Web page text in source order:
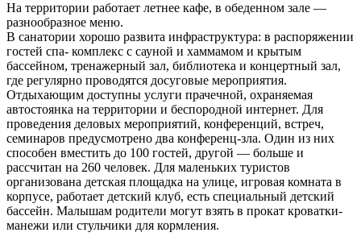
На территории работает летнее кафе, в обеденном зале —
разнообразное меню.
В санатории хорошо развита инфраструктура: в распоряжении
гостей спа- комплекс с сауной и хаммамом и крытым
бассейном, тренажерный зал, библиотека и концертный зал,
где регулярно проводятся досуговые мероприятия.
Отдыхающим доступны услуги прачечной, охраняемая
автостоянка на территории и беспородной интернет. Для
проведения деловых мероприятий, конференций, встреч,
семинаров предусмотрено два конференц-зла. Один из них
способен вместить до 100 гостей, другой — больше и
рассчитан на 260 человек. Для маленьких туристов
организована детская площадка на улице, игровая комната в
корпусе, работает детский клуб, есть специальный детский
бассейн. Малышам родители могут взять в прокат кроватки-
манежи или стульчики для кормления.